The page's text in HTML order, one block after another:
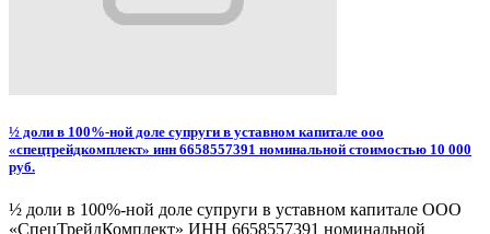
½ доли в 100%-ной доле супруги в уставном капитале ооо
«спецтрейдкомплект» инн 6658557391 номинальной стоимостью 10 000
руб.
½ доли в 100%-ной доле супруги в уставном капитале ООО
«СпецТрейдКомплект» ИНН 6658557391 номинальной